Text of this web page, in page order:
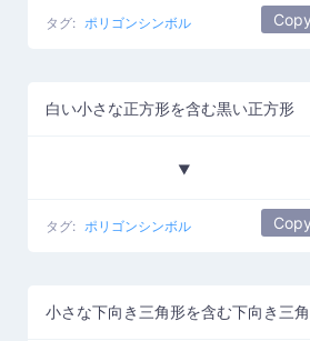
タグ: ポリゴンシンボル Copy
白い小さな正方形を含む黒い正方形
⯆
タグ: ポリゴンシンボル Copy